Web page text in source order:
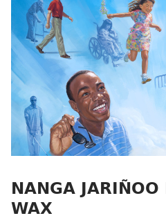
NANGA
WAX